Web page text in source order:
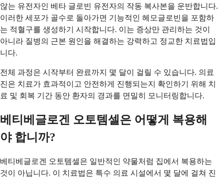
않는 유전자인 베타 글로빈 유전자의 작동 복사본을 운반합니다.
이러한 세포가 골수로 돌아가면 기능적인 헤모글로빈을 포함하
는 적혈구를 생성하기 시작합니다. 이는 증상만 관리하는 것이
아니라 질병의 근본 원인을 해결하는 강력하고 정교한 치료법입
니다.
전체 과정은 시작부터 완료까지 몇 달이 걸릴 수 있습니다. 의료
진은 치료가 효과적이고 안전하게 진행되는지 확인하기 위해 치
료 및 회복 기간 동안 환자의 경과를 면밀히 모니터링합니다.
베티베글로겐 오토템셀은 어떻게 복용해
야 합니까?
베티베글로겐 오토템셀은 일반적인 약물처럼 집에서 복용하는
것이 아닙니다. 이 치료법은 특수 의료 시설에서 몇 달에 걸쳐 진